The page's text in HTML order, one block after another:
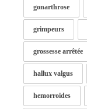
gonarthrose
grimpeurs
grossesse arrêtée
hallux valgus
hemorroides